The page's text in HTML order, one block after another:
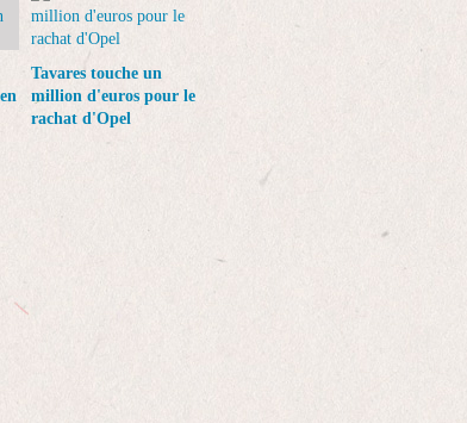
Tavares touche un
million d'euros pour le
rachat d'Opel